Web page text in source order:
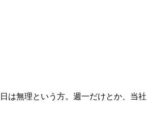
は無理という方。週一だけとか、当